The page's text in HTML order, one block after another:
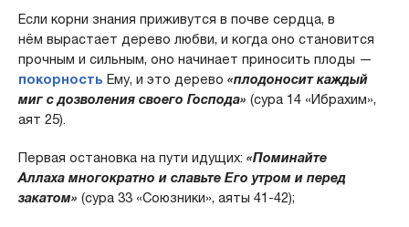
Если корни знания приживутся в почве сердца, в
нём вырастает дерево любви, и когда оно становится
прочным и сильным, оно начинает приносить плоды —
покорность Ему, и это дерево «плодоносит каждый
миг с дозволения своего Господа» (сура 14 «Ибрахим»,
аят 25).
Первая остановка на пути идущих: «Поминайте
Аллаха многократно и славьте Его утром и перед
закатом» (сура 33 «Союзники», аяты 41-42);